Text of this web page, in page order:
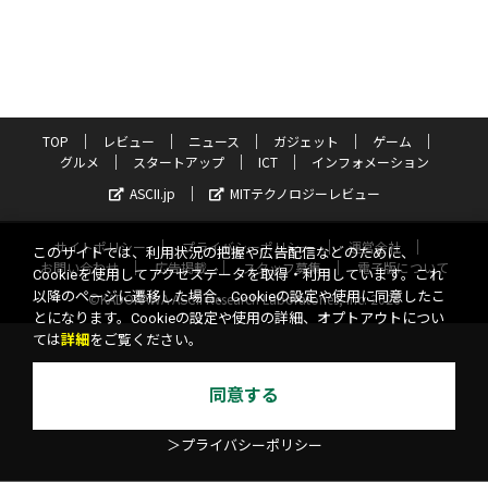
TOP レビュー ニュース ガジェット
ゲーム
グルメ
スタートアップ ICT
インフォメーション
ASCII.jp
MITテクノロジーレビュー
サイトポリシー プライバシーポリシー
運営会社
お問い合わせ
広告掲載 スタッフ募集
電子版について
©KADOKAWA ASCII Research Laboratories, Inc. 2026
このサイトでは、利用状況の把握や広告配信などのために、
Cookieを使用してアクセスデータを取得・利用しています。これ
以降のページに遷移した場合、Cookieの設定や使用に同意したこ
とになります。Cookieの設定や使用の詳細、オプトアウトについ
ては詳細 をご覧ください。
同意する
＞プライバシーポリシー